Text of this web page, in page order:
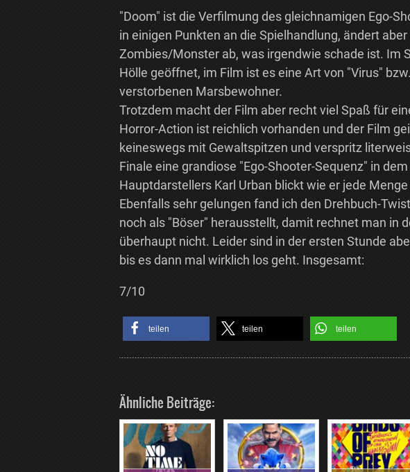
"Doom" ist die Verfilmung des gleichnamigen Ego-
in einigen Punkten an die Spielhandlung, ändert
Zombies/Monster ab, was irgendwie schade ist. Im
Hölle geöffnet, im Film ist es eine Art von "Virus"
verstorbenen Marsbewohner.
Trotzdem macht der Film aber recht viel Spaß für
Horror-Action ist reichlich vorhanden und der Film
keineswegs mit Gewaltspitzen und verspritz
Finale eine grandiose "Ego-Shooter-Sequenz" in
Hauptdarstellers Karl Urban blickt wie er jede
Ebenfalls sehr gelungen fand ich den Drehbuch-
noch als "Böser" herausstellt, damit rechnet man in
überhaupt nicht. Leider sind in der ersten Stunde
bis es dann mal wirklich los geht. Insgesamt:
7/10
teilen teilen teilen
Ähnliche Beiträge: